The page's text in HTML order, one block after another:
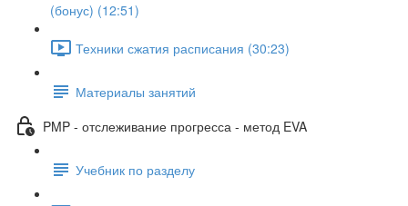
(бонус) (12:51)
Техники сжатия расписания (30:23)
Материалы занятий
PMP - отслеживание прогресса - метод EVA
Учебник по разделу